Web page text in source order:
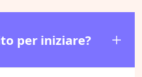
per iniziare?